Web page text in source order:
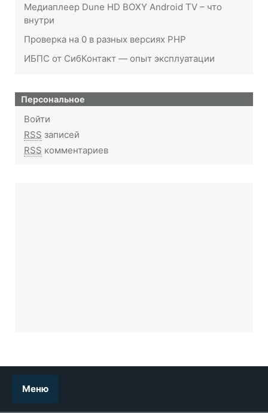
Медиаплеер Dune HD BOXY Android TV – что
внутри
Проверка на 0 в разных версиях PHP
ИБПС от СибКонтакт — опыт эксплуатации
Персональное
Войти
RSS записей
RSS комментариев
Меню